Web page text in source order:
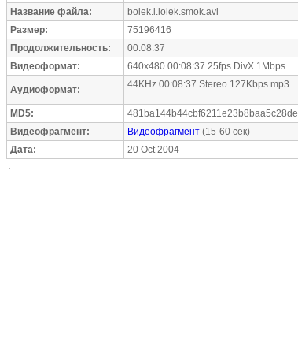
Название файла:
bolek.i.lolek.smok.avi
Размер:
75196416
Продолжительность:
00:08:37
Видеоформат:
640x480 00:08:37 25fps DivX 1Mbps
Аудиоформат: 44KHz 00:08:37 Stereo 127Kbps mp3
MD5:
481ba144b44cbf6211e23b8baa5c28de
Видеофрагмент:
Видеофрагмент (15-60 сек)
Дата:
20 Oct 2004